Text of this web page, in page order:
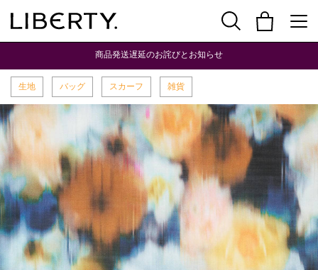
商品発送遅延のお詫びとお知らせ
生地 バッグ スカーフ 雑貨